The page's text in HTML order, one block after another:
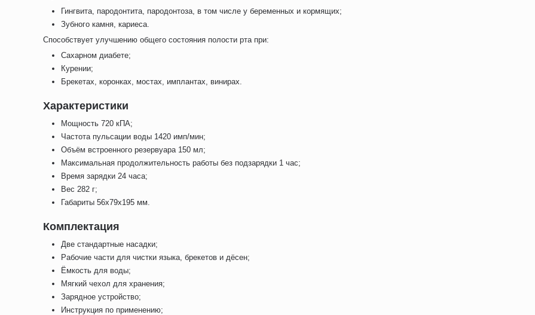
Гингвита, пародонтита, пародонтоза, в том числе у беременных и кормящих;
Зубного камня, кариеса.
Способствует улучшению общего состояния полости рта при:
Сахарном диабете;
Курении;
Брекетах, коронках, мостах, имплантах, винирах.
Характеристики
Мощность 720 кПА;
Частота пульсации воды 1420 имп/мин;
Объём встроенного резервуара 150 мл;
Максимальная продолжительность работы без подзарядки 1 час;
Время зарядки 24 часа;
Вес 282 г;
Габариты 56х79х195 мм.
Комплектация
Две стандартные насадки;
Рабочие части для чистки языка, брекетов и дёсен;
Ёмкость для воды;
Мягкий чехол для хранения;
Зарядное устройство;
Инструкция по применению;